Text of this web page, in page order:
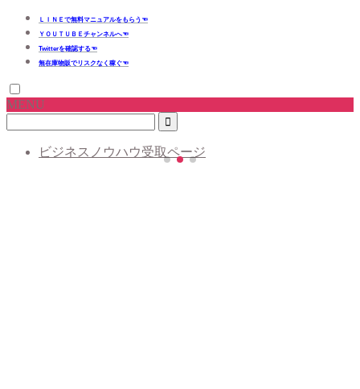
ＬＩＮＥで無料マニュアルをもらう☜
ＹＯＵＴＵＢＥチャンネルへ☜
Twitterを確認する☜
無在庫物販でリスクなく稼ぐ☜
MENU
ビジネスノウハウ受取ページ